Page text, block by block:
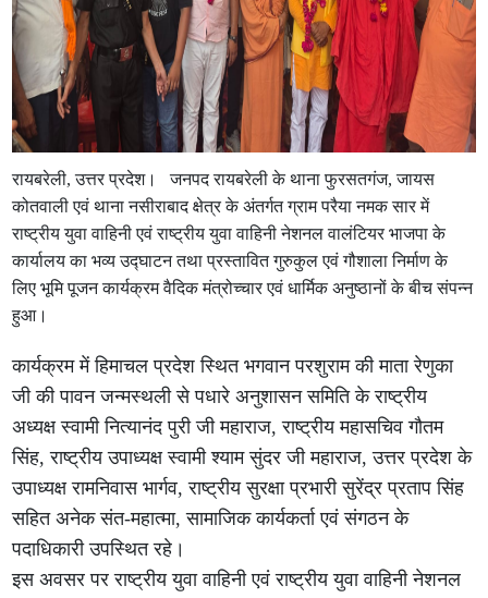
रायबरेली, उत्तर प्रदेश। जनपद रायबरेली के थाना फुरसतगंज, जायस
कोतवाली एवं थाना नसीराबाद क्षेत्र के अंतर्गत ग्राम परैया नमक सार में
राष्ट्रीय युवा वाहिनी एवं राष्ट्रीय युवा वाहिनी नेशनल वालंटियर भाजपा के
कार्यालय का भव्य उद्घाटन तथा प्रस्तावित गुरुकुल एवं गौशाला निर्माण के
लिए भूमि पूजन कार्यक्रम वैदिक मंत्रोच्चार एवं धार्मिक अनुष्ठानों के बीच संपन्न
हुआ।
कार्यक्रम में हिमाचल प्रदेश स्थित भगवान परशुराम की माता रेणुका
जी की पावन जन्मस्थली से पधारे अनुशासन समिति के राष्ट्रीय
अध्यक्ष स्वामी नित्यानंद पुरी जी महाराज, राष्ट्रीय महासचिव गौतम
सिंह, राष्ट्रीय उपाध्यक्ष स्वामी श्याम सुंदर जी महाराज, उत्तर प्रदेश के
उपाध्यक्ष रामनिवास भार्गव, राष्ट्रीय सुरक्षा प्रभारी सुरेंद्र प्रताप सिंह
सहित अनेक संत-महात्मा, सामाजिक कार्यकर्ता एवं संगठन के
पदाधिकारी उपस्थित रहे।
इस अवसर पर राष्ट्रीय युवा वाहिनी एवं राष्ट्रीय युवा वाहिनी नेशनल